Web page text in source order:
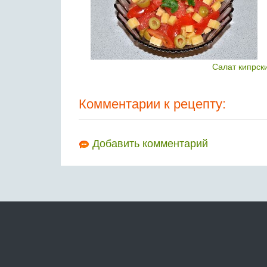
Салат
Комментарии к рецепту:
Добавить комментарий